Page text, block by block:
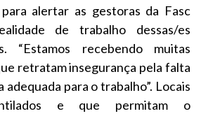
alertar as gestoras da Fasc
de trabalho dessas/es
“Estamos recebendo muitas
retratam insegurança pela falta
para o trabalho”. Locais
e que permitam o